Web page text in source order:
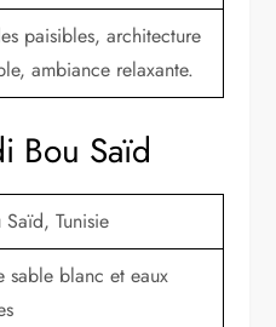
paisibles, architecture
ambiance relaxante.
Bou Saïd
Tunisie
sable blanc et eaux